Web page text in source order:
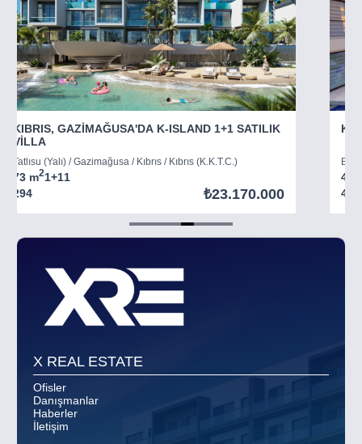
KIBRIS, GAZİMAĞUSA'DA K-ISLAND 1+1 SATILIK
VİLLA
Tatlısu (Yalı) / Gazimağusa / Kıbrıs / Kıbrıs (K.K.T.C.)
73 m21+11
294
₺23.170.000
45
403
of
X REAL ESTATE
Ofisler
Danışmanlar
Haberler
İletişim